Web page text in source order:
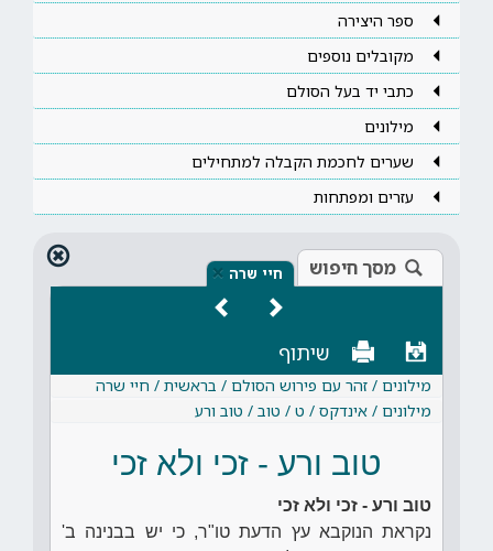
ספר היצירה
מקובלים נוספים
כתבי יד בעל הסולם
מילונים
שערים לחכמת הקבלה למתחילים
עזרים ומפתחות
מסך חיפוש חיי שרה ×
שיתוף
מילונים / זהר עם פירוש הסולם / בראשית / חיי שרה
מילונים / אינדקס / ט / טוב / טוב ורע
טוב ורע - זכי ולא זכי
טוב ורע - זכי ולא זכי
נקראת הנוקבא עץ הדעת טו"ר, כי יש בבנינה ב'